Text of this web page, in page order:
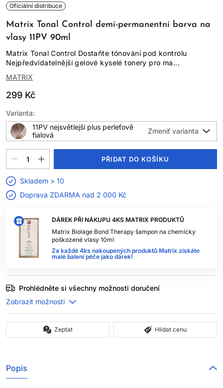
Oficiální distribuce
Matrix Tonal Control demi-permanentní barva na
vlasy 11PV 90ml
Matrix Tonal Control Dostaňte tónování pod kontrolu
Nejpředvídatelnější gelové kyselé tonery pro ma...
MATRIX
299 Kč
DÁREK PŘI NÁKUPU 4KS MATRIX PRODUKTŮ
Matrix Biolage Bond Therapy šampon na chemicky
poškozené vlasy 10ml
Za každé 4ks nakoupených produktů Matrix získáte
malé balení péče jako dárek!
Varianta:
11PV nejsvětlejší plus perleťově
fialová
PŘIDAT DO KOŠÍKU
Skladem > 10
Doprava ZDARMA nad 2 000 Kč
Prohlédněte si všechny možnosti doručení
Zeptat Hlídat cenu
Popis